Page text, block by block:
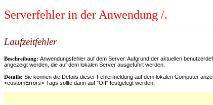
Serverfehler in der Anwendung /.
Laufzeitfehler
Beschreibung: Anwendungsfehler auf dem Server. Aufgrund der aktuellen
angezeigt werden, die auf dem lokalen Server ausgeführt werden.
Details: Sie können die Details dieser Fehlermeldung auf dem lokalen Computer
<customErrors>-Tags sollte dann auf "Off" festgelegt werden.